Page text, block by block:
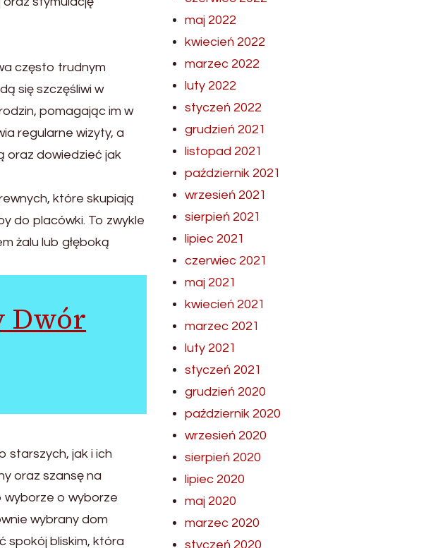
często trudnym
się szczęśliwi w
pomagając im w
regularne wizyty, a
oraz dowiedzieć jak
które skupiają
do placówki. To zwykle
żalu lub głęboką
Dwór
starszych, jak i ich
oraz szansę na
wyborze o wyborze
wybrany dom
spokój bliskim, która
maj 2022
kwiecień 2022
marzec 2022
luty 2022
styczeń 2022
grudzień 2021
listopad 2021
październik 2021
wrzesień 2021
sierpień 2021
lipiec 2021
czerwiec 2021
maj 2021
kwiecień 2021
marzec 2021
luty 2021
styczeń 2021
grudzień 2020
październik 2020
wrzesień 2020
sierpień 2020
lipiec 2020
maj 2020
marzec 2020
styczeń 2020